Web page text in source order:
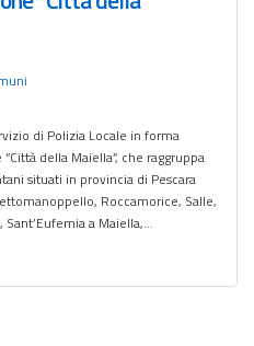
di Polizia Locale in forma
della Maiella”, che raggruppa
situati in provincia di Pescara
Roccamorice, Salle,
a Maiella,…